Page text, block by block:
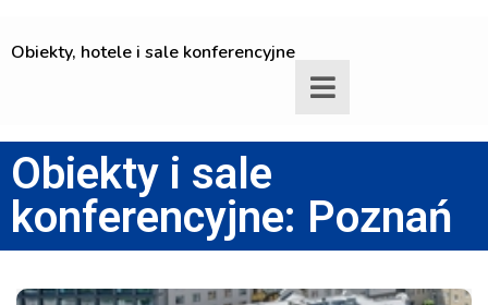
Obiekty, hotele i sale konferencyjne
Obiekty i sale
konferencyjne: Poznań